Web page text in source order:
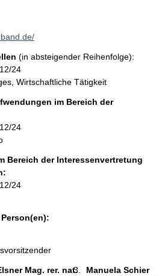
(in absteigender Reihenfolge):
24
Wirtschaftliche Tätigkeit
im Bereich der
24
Bereich der Interessenvertretung
24
Mag. rer. nat.
Manuela Schier